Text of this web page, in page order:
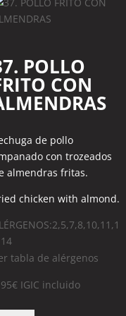
POLLO
CON
de pollo
con trozeados
almendras fritas.
chicken with almond.
tabla de alérgenos
€ IGIC incluido